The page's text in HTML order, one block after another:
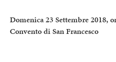
Domenica 23 Settembre 2018,
Convento di San Francesco